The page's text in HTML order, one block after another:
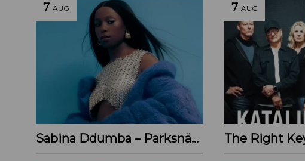
7 AUG
Sabina Ddumba – Parksnäckan – 2026
7 AUG
The Right